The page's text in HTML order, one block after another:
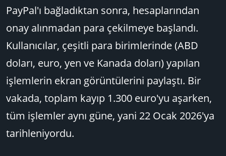
PayPal'ı bağladıktan sonra, hesaplarından
onay alınmadan para çekilmeye başlandı.
Kullanıcılar, çeşitli para birimlerinde (ABD
doları, euro, yen ve Kanada doları) yapılan
işlemlerin ekran görüntülerini paylaştı. Bir
vakada, toplam kayıp 1.300 euro'yu aşarken,
tüm işlemler aynı güne, yani 22 Ocak 2026'ya
tarihleniyordu.